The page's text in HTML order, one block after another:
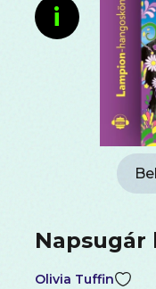
i
Napsugár
Olivia Tuffin